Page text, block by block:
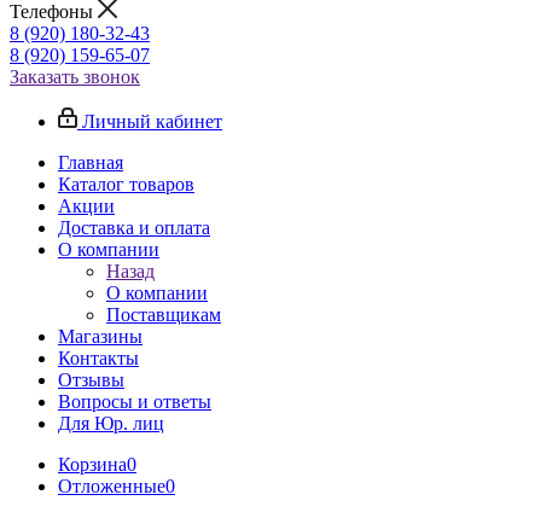
Телефоны
8 (920) 180-32-43
8 (920) 159-65-07
Заказать звонок
Личный кабинет
Главная
Каталог товаров
Акции
Доставка и оплата
О компании
Назад
О компании
Поставщикам
Магазины
Контакты
Отзывы
Вопросы и ответы
Для Юр. лиц
Корзина0
Отложенные0